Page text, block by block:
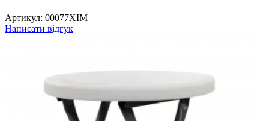
Артикул: 00077XIM
Написати відгук